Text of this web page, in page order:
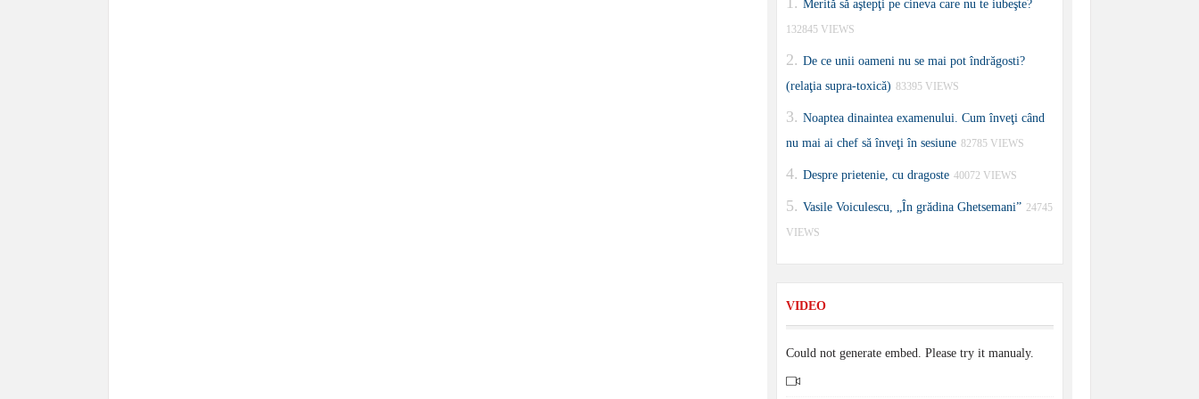
Merită să aştepţi pe cineva care nu te iubeşte?
132845 VIEWS
De ce unii oameni nu se mai pot îndrăgosti?
(relaţia supra-toxică) 83395 VIEWS
Noaptea dinaintea examenului. Cum înveţi când
nu mai ai chef să înveţi în sesiune 82785 VIEWS
Despre prietenie, cu dragoste 40072 VIEWS
Vasile Voiculescu, „În grădina Ghetsemani” 24745
VIEWS
VIDEO
Could not generate embed. Please try it manualy.